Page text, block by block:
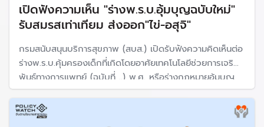
เปิดฟังความเห็น "ร่างพ.ร.บ.อุ้มบุญฉบับใหม่"
รับสมรสเท่าเทียม ส่งออก"ไข่-อสุจิ"
กรมสนับสนุนบริการสุขภาพ (สบส.) เปิดรับฟังความคิดเห็นต่อ
ร่างพ.ร.บ.คุ้มครองเด็กที่เกิดโดยอาศัยเทคโนโลยีช่วยการเจริญ
พันธุ์ทางการแพทย์ (ฉบับที่ ..) พ.ศ. หรือร่างกฎหมายอุ้มบุญ
ฉบับปรับปรุง 2–31 ก.ค. 69 แก้คำว่า "สามีภริยา" เป็น "คู่
สมรส" รับสมรสเท่าเทียมตามกฎหมายแพ่งพาณิชย์ พร้อมเปิด
ช่องส่งออกไข่-อสุจิ